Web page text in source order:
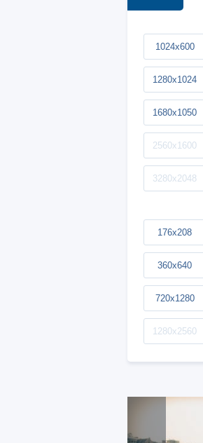
1024x600
1280x1024
1680x1050
2560x1600
3280x2048
176x208
360x640
720x1280
1280x2560